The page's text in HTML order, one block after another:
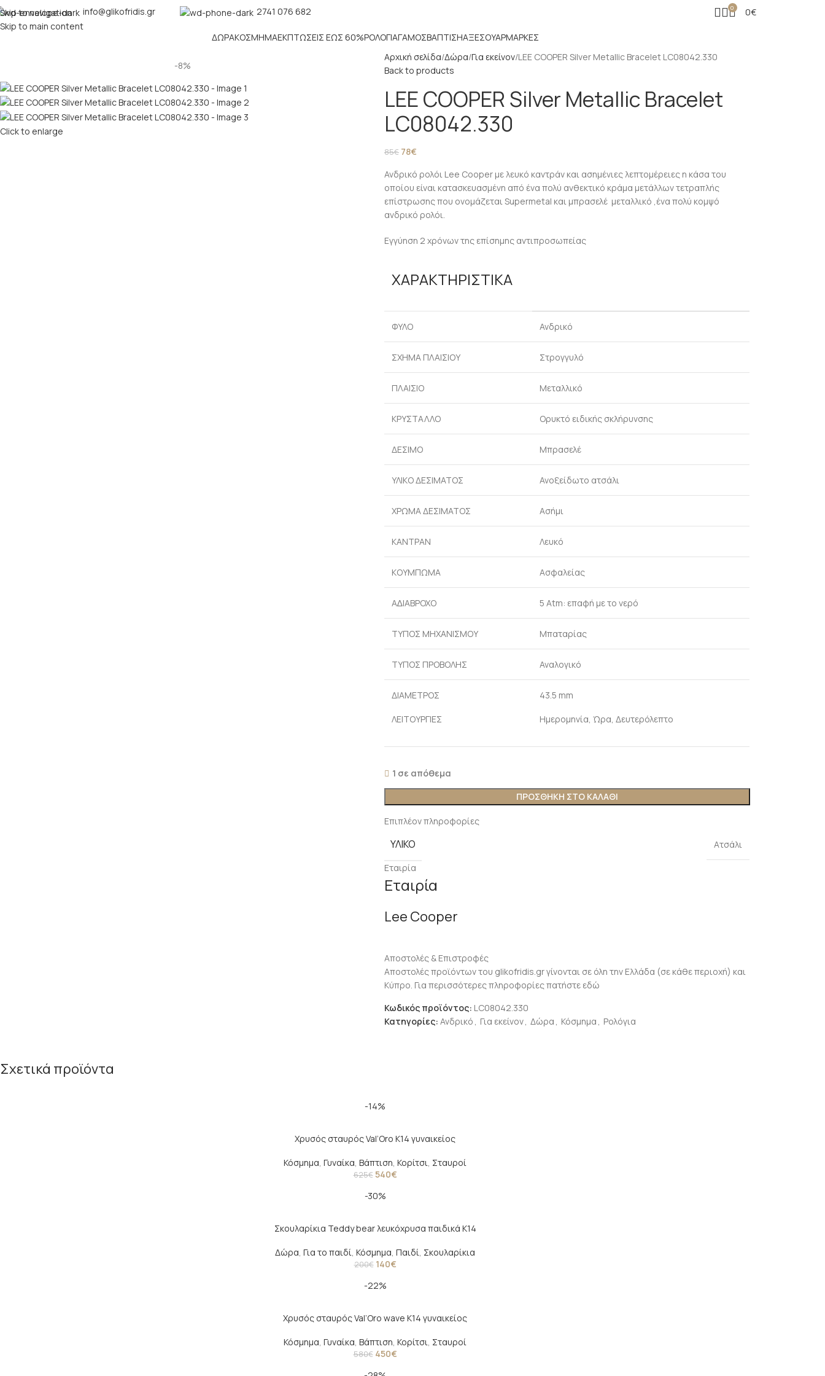
Skip to navigation
Skip to main content
info@glikofridis.gr 2741 076 682 0 0€
ΔΏΡΑΚΌΣΜΗΜΑΕΚΠΤΏΣΕΙΣ ΈΩΣ 60%ΡΟΛΌΓΙΑΓΆΜΟΣΒΆΠΤΙΣΗΑΞΕΣΟΥΆΡΜΑΡΚΕΣ
-8%
Click to enlarge
Αρχική σελίδα Δώρα Για εκείνον LEE COOPER Silver Metallic Bracelet LC08042.330
Back to products
LEE COOPER Silver Metallic Bracelet
LC08042.330
85€ 78€
Ανδρικό ρολόι Lee Cooper με λευκό καντράν και ασημένιες λεπτομέρειες η κάσα του
οποίου είναι κατασκευασμένη από ένα πολύ ανθεκτικό κράμα μετάλλων τετραπλής
επίστρωσης που ονομάζεται Supermetal και μπρασελέ μεταλλικό ,ένα πολύ κομψό
ανδρικό ρολόι.
Εγγύηση 2 χρόνων της επίσημης αντιπροσωπείας
ΧΑΡΑΚΤΗΡΙΣΤΙΚΑ
ΦΥΛΟ Ανδρικό
ΣΧΗΜΑ ΠΛΑΙΣΙΟΥ Στρογγυλό
ΠΛΑΙΣΙΟ Μεταλλικό
ΚΡΥΣΤΑΛΛΟ Ορυκτό ειδικής σκλήρυνσης
ΔΕΣΙΜΟ Μπρασελέ
ΥΛΙΚΟ ΔΕΣΙΜΑΤΟΣ Ανοξείδωτο ατσάλι
ΧΡΩΜΑ ΔΕΣΙΜΑΤΟΣ Ασήμι
ΚΑΝΤΡΑΝ Λευκό
ΚΟΥΜΠΩΜΑ Ασφαλείας
Α∆ΙΑΒΡΟΧΟ 5 Atm: επαφή με το νερό
ΤΥΠΟΣ ΜΗΧΑΝΙΣΜΟΥ Μπαταρίας
ΤΥΠΟΣ ΠΡΟΒΟΛΗΣ Αναλογικό
ΔΙΑΜΕΤΡΟΣ
ΛΕΙΤΟΥΡΓΙΕΣ
43.5 mm
Ημερομηνία, Ώρα, Δευτερόλεπτο
1 σε απόθεμα
ΠΡΟΣΘΉΚΗ ΣΤΟ ΚΑΛΆΘΙ
Επιπλέον πληροφορίες
ΥΛΙΚΌ
Ατσάλι
Εταιρία
Εταιρία
Lee Cooper
Αποστολές & Επιστροφές
Αποστολές προϊόντων του glikofridis.gr γίνονται σε όλη την Ελλάδα (σε κάθε περιοχή) και
Κύπρο. Για περισσότερες πληροφορίες πατήστε εδώ
Κωδικός προϊόντος: LC08042.330
Κατηγορίες: Ανδρικό , Για εκείνον, Δώρα , Κόσμημα , Ρολόγια
Σχετικά προϊόντα
-14%
Χρυσός σταυρός Val’Oro Κ14 γυναικείος
Κόσμημα, Γυναίκα, Βάπτιση, Κορίτσι, Σταυροί
625€ 540€
-30%
Σκουλαρίκια Teddy bear λευκόχρυσα παιδικά Κ14
Δώρα, Για το παιδί, Κόσμημα, Παιδί, Σκουλαρίκια
200€ 140€
-22%
Χρυσός σταυρός Val’Oro wave Κ14 γυναικείος
Κόσμημα, Γυναίκα, Βάπτιση, Κορίτσι, Σταυροί
580€ 450€